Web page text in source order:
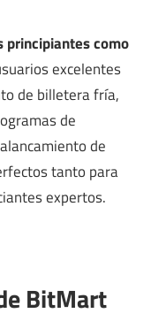
principiantes como
excelentes
de billetera fría,
de
de
tanto para
expertos.
BitMart